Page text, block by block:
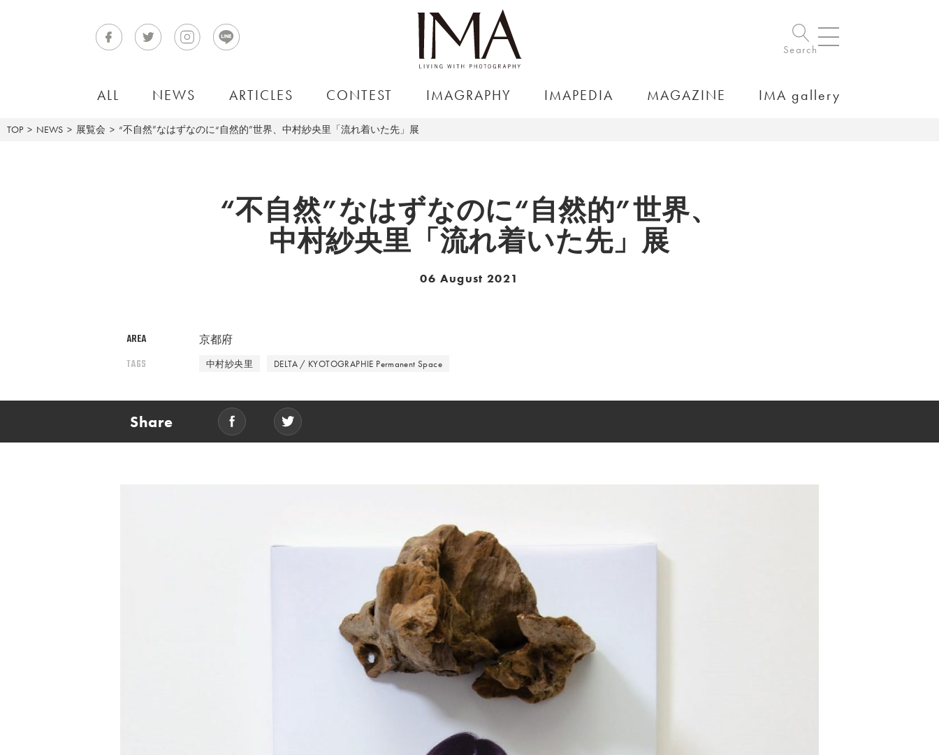
Search
ALL NEWS ARTICLES CONTEST IMAGRAPHY IMAPEDIA MAGAZINE IMA gallery
TOP NEWS 展覧会 “不自然”なはずなのに“自然的”世界、中村紗央里「流れ着いた先」展
“不自然”なはずなのに“自然的”世界、
中村紗央里「流れ着いた先」展
06 August 2021
AREA 京都府
TAGS 中村紗央里 DELTA / KYOTOGRAPHIE Permanent Space
Share